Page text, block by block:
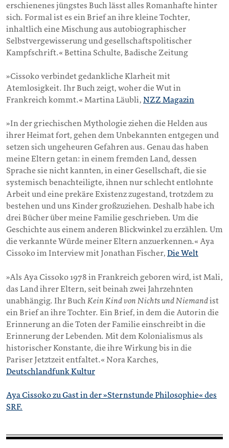
erschienenes jüngstes Buch lässt alles Romanhafte hinter
sich. Formal ist es ein Brief an ihre kleine Tochter,
inhaltlich eine Mischung aus autobiographischer
Selbstvergewisserung und gesellschaftspolitischer
Kampfschrift.« Bettina Schulte, Badische Zeitung
»Cissoko verbindet gedankliche Klarheit mit
Atemlosigkeit. Ihr Buch zeigt, woher die Wut in
Frankreich kommt.« Martina Läubli, NZZ Magazin
»In der griechischen Mythologie ziehen die Helden aus
ihrer Heimat fort, gehen dem Unbekannten entgegen und
setzen sich ungeheuren Gefahren aus. Genau das haben
meine Eltern getan: in einem fremden Land, dessen
Sprache sie nicht kannten, in einer Gesellschaft, die sie
systemisch benachteiligte, ihnen nur schlecht entlohnte
Arbeit und eine prekäre Existenz zugestand, trotzdem zu
bestehen und uns Kinder großzuziehen. Deshalb habe ich
drei Bücher über meine Familie geschrieben. Um die
Geschichte aus einem anderen Blickwinkel zu erzählen. Um
die verkannte Würde meiner Eltern anzuerkennen.« Aya
Cissoko im Interview mit Jonathan Fischer, Die Welt
»Als Aya Cissoko 1978 in Frankreich geboren wird, ist Mali,
das Land ihrer Eltern, seit beinah zwei Jahrzehnten
unabhängig. Ihr Buch Kein Kind von Nichts und Niemandist
ein Brief an ihre Tochter. Ein Brief, in dem die Autorin die
Erinnerung an die Toten der Familie einschreibt in die
Erinnerung der Lebenden. Mit dem Kolonialismus als
historischer Konstante, die ihre Wirkung bis in die
Pariser Jetztzeit entfaltet.« Nora Karches,
Deutschlandfunk Kultur
Aya Cissoko zu Gast in der »Sternstunde Philosophie« des
SRF.